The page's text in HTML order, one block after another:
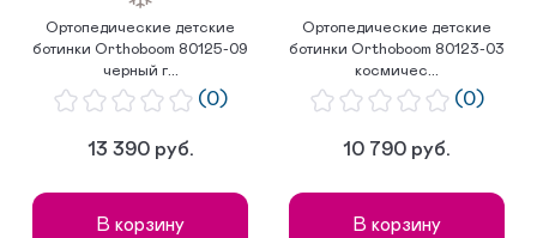
Ортопедические детские
ботинки Orthoboom 80125-09
черный г...
(0)
13 390 руб.
В корзину
Ортопедические детские
ботинки Orthoboom 80123-03
космичес...
(0)
10 790 руб.
В корзину